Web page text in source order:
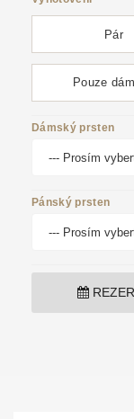
Pár
Pouze
Dámský prsten
Pánský prsten